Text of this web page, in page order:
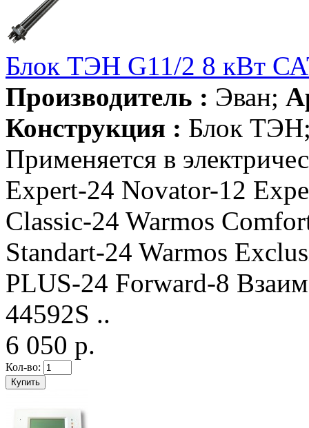
Блок ТЭН G11/2 8 кВт
Производитель : Эван;
Конструкция : Блок
Применяется в
Expert-24 Novator-12
Classic-24 Warmos
Standart-24 Warmos
PLUS-24 Forward-8
44592S ..
6 050 р.
Кол-во: